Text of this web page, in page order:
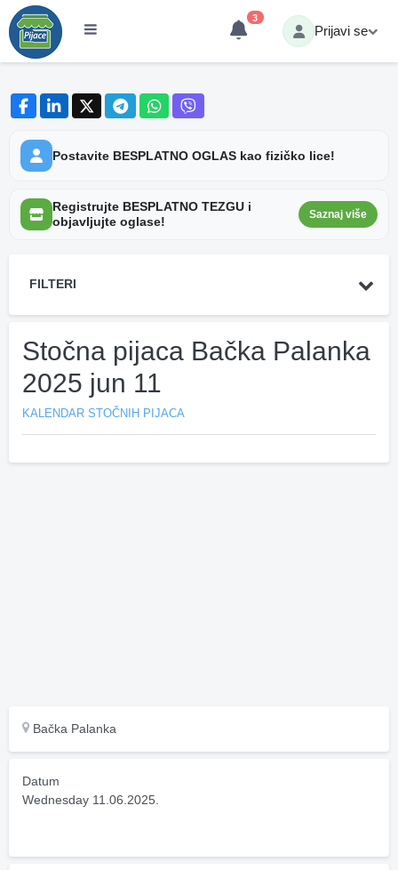
3
Prijavi se
Postavite BESPLATNO OGLAS kao fizičko lice!
Registrujte BESPLATNO TEZGU i
objavljujte oglase!
Saznaj više
FILTERI
Stočna pijaca Bačka Palanka
2025 jun 11
KALENDAR STOČNIH PIJACA
Bačka Palanka
Datum
Wednesday 11.06.2025.